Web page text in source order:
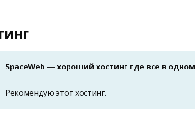
SpaceWeb — хороший хостинг где все в одном
Рекомендую этот хостинг.